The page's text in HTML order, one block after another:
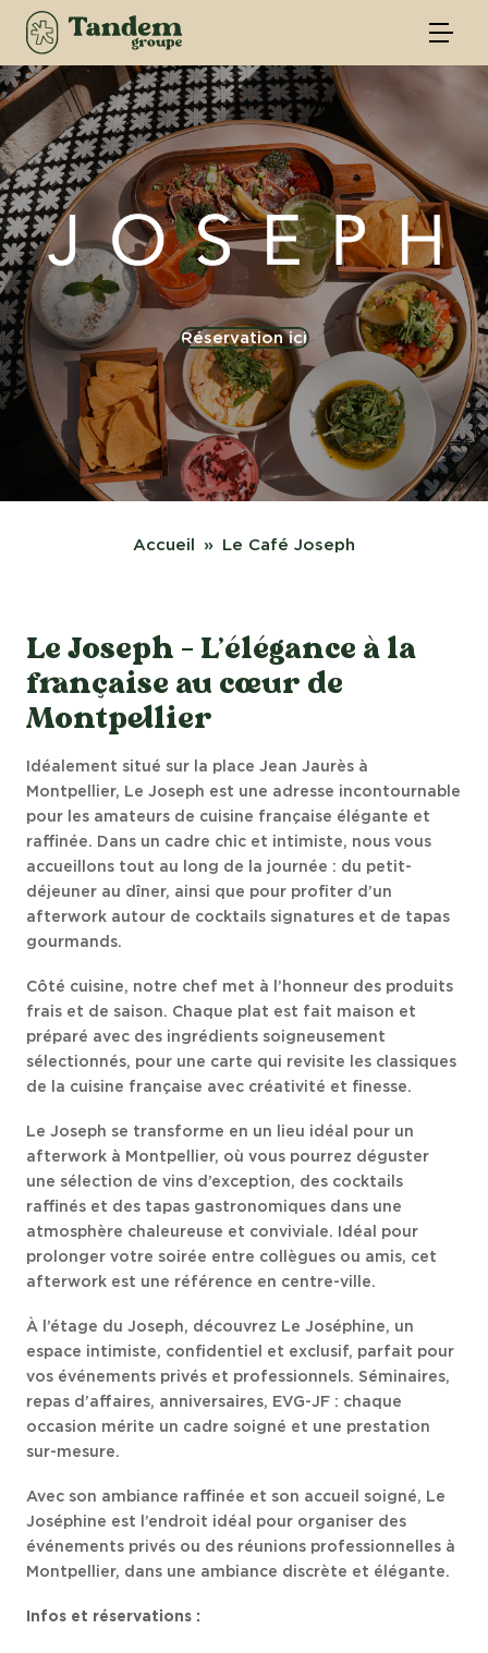
Réservation ici
Accueil Le Café Joseph
Le Joseph - L’élégance à la
française au cœur de
Montpellier
Idéalement situé sur la place Jean Jaurès à
Montpellier, Le Joseph est une adresse incontournable
pour les amateurs de cuisine française élégante et
raffinée. Dans un cadre chic et intimiste, nous vous
accueillons tout au long de la journée : du petit-
déjeuner au dîner, ainsi que pour profiter d’un
afterwork autour de cocktails signatures et de tapas
gourmands.
Côté cuisine, notre chef met à l’honneur des produits
frais et de saison. Chaque plat est fait maison et
préparé avec des ingrédients soigneusement
sélectionnés, pour une carte qui revisite les classiques
de la cuisine française avec créativité et finesse.
Le Joseph se transforme en un lieu idéal pour un
afterwork à Montpellier, où vous pourrez déguster
une sélection de vins d’exception, des cocktails
raffinés et des tapas gastronomiques dans une
atmosphère chaleureuse et conviviale. Idéal pour
prolonger votre soirée entre collègues ou amis, cet
afterwork est une référence en centre-ville.
À l’étage du Joseph, découvrez Le Joséphine, un
espace intimiste, confidentiel et exclusif, parfait pour
vos événements privés et professionnels. Séminaires,
repas d’affaires, anniversaires, EVG-JF : chaque
occasion mérite un cadre soigné et une prestation
sur-mesure.
Avec son ambiance raffinée et son accueil soigné, Le
Joséphine est l’endroit idéal pour organiser des
événements privés ou des réunions professionnelles à
Montpellier, dans une ambiance discrète et élégante.
Infos et réservations :